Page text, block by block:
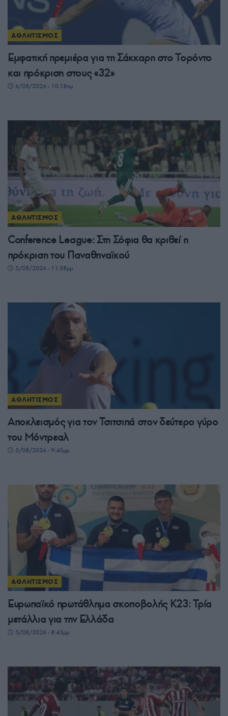
ΑΘΛΗΤΙΣΜΟΣ
Εμφατική πρεμιέρα για τη Σάκκαρη στο Τορόντο
και πρόκριση στους «32»
6/08/2026 - 10:18πμ
ΑΘΛΗΤΙΣΜΟΣ
Conference League: Στη Σόφια θα κριθεί η
πρόκριση του Παναθηναϊκού
5/08/2026 - 11:58μμ
ΑΘΛΗΤΙΣΜΟΣ
Αποκλεισμός για τον Τσιτσιπά στον δεύτερο γύρο
του Μόντρεαλ
5/08/2026 - 9:40μμ
ΑΘΛΗΤΙΣΜΟΣ
Ευρωπαϊκό πρωτάθλημα σκοποβολής Κ23: Τρία
μετάλλια για την Ελλάδα
5/08/2026 - 8:43μμ